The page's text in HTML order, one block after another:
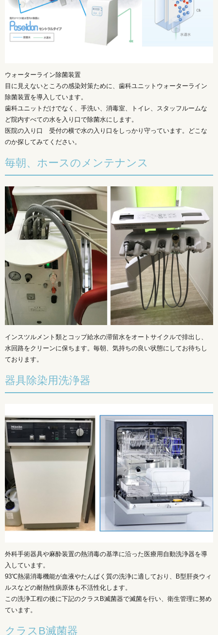
ウォーターライン除菌装置
目に見えないところの感染対策ために、歯科ユニットウォーターライン
除菌装置を導入しています。
歯科ユニットだけでなく、手洗い、消毒室、トイレ、スタッフルームな
ど院内すべての水を入り口で除菌水にします。
医院の入り口 受付の横で水の入り口をしっかり守っています。どこな
のか探してみてください。
毎朝、ホースのメンテナンス
インスツルメント類とコップ給水の滞留水をオートサイクルで排出し、
水回路をクリーンに保ちます。毎朝、気持ちの良い状態にしてお待ちし
ております。
器具除染用洗浄器
外科手術器具や麻酔装置の熱消毒の基準に沿った医療用自動洗浄器を導
入しています。
93℃熱湯消毒機能が血液やたんぱく質の洗浄に適しており、B型肝炎ウィ
ルスなどの耐熱性病原体も不活性化します。
この洗浄工程の後に下記のクラスB滅菌器で滅菌を行い、衛生管理に努め
ています。
クラスB滅菌器